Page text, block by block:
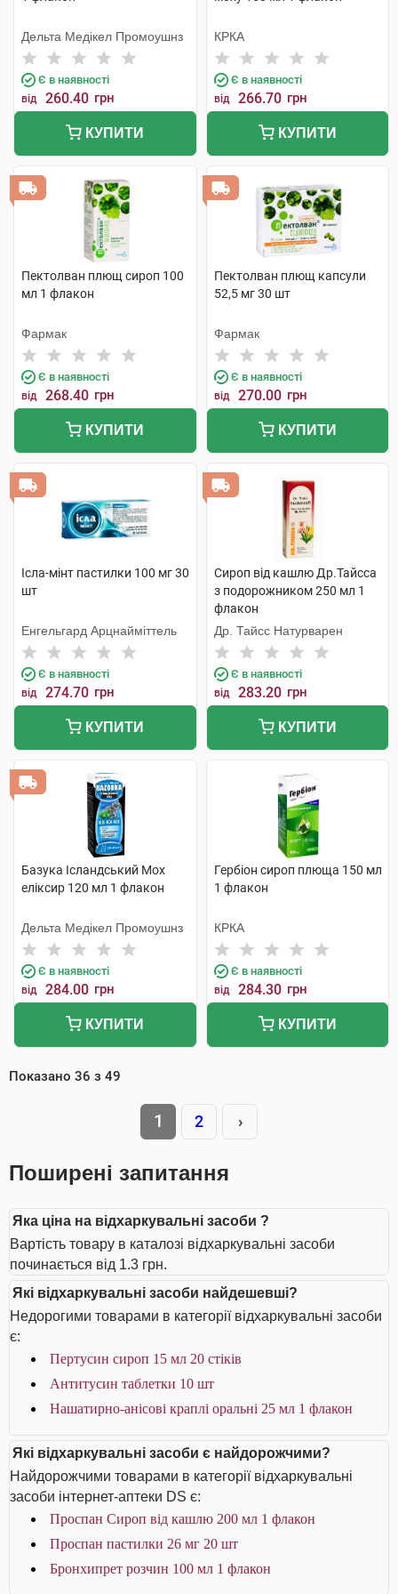
Дельта Медікел Промоушнз
Є в наявності
від 260.40 грн
КУПИТИ
КРКА
Є в наявності
від 266.70 грн
КУПИТИ
Пектолван плющ сироп 100
мл 1 флакон
Фармак
Є в наявності
від 268.40 грн
КУПИТИ
Пектолван плющ капсули
52,5 мг 30 шт
Фармак
Є в наявності
від 270.00 грн
КУПИТИ
Ісла-мінт пастилки 100 мг 30
шт
Енгельгард Арцнайміттель
Є в наявності
від 274.70 грн
КУПИТИ
Сироп від кашлю Др.Тайсса
з подорожником 250 мл 1
флакон
Др. Тайсс Натурварен
Є в наявності
від 283.20 грн
КУПИТИ
Базука Ісландський Мох
еліксир 120 мл 1 флакон
Дельта Медікел Промоушнз
Є в наявності
від 284.00 грн
КУПИТИ
Гербіон сироп плюща 150 мл
1 флакон
КРКА
Є в наявності
від 284.30 грн
КУПИТИ
Показано 36 з 49
1 2 ›
Поширені запитання
Яка ціна на відхаркувальні засоби ?
Вартість товару в каталозі відхаркувальні засоби
починається від 1.3 грн.
Які відхаркувальні засоби найдешевші?
Недорогими товарами в категорії відхаркувальні засоби
є:
Пертусин сироп 15 мл 20 стіків
Антитусин таблетки 10 шт
Нашатирно-анісові краплі оральні 25 мл 1 флакон
Які відхаркувальні засоби є найдорожчими?
Найдорожчими товарами в категорії відхаркувальні
засоби інтернет-аптеки DS є:
Проспан Сироп від кашлю 200 мл 1 флакон
Проспан пастилки 26 мг 20 шт
Бронхипрет розчин 100 мл 1 флакон